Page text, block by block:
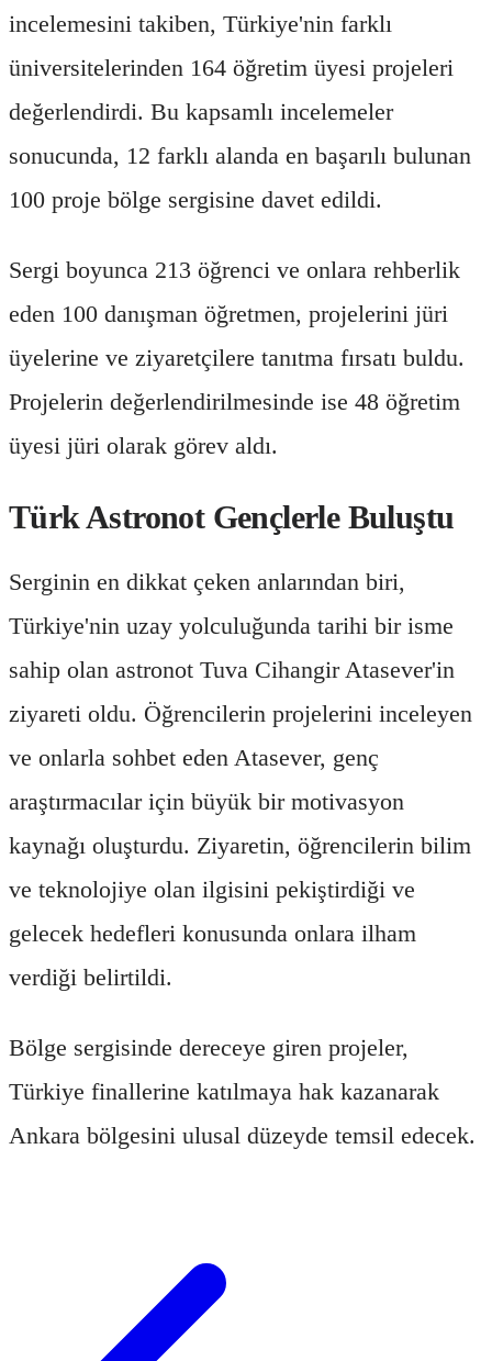
incelemesini takiben, Türkiye'nin farklı
üniversitelerinden 164 öğretim üyesi projeleri
değerlendirdi. Bu kapsamlı incelemeler
sonucunda, 12 farklı alanda en başarılı bulunan
100 proje bölge sergisine davet edildi.
Sergi boyunca 213 öğrenci ve onlara rehberlik
eden 100 danışman öğretmen, projelerini jüri
üyelerine ve ziyaretçilere tanıtma fırsatı buldu.
Projelerin değerlendirilmesinde ise 48 öğretim
üyesi jüri olarak görev aldı.
Türk Astronot Gençlerle Buluştu
Serginin en dikkat çeken anlarından biri,
Türkiye'nin uzay yolculuğunda tarihi bir isme
sahip olan astronot Tuva Cihangir Atasever'in
ziyareti oldu. Öğrencilerin projelerini inceleyen
ve onlarla sohbet eden Atasever, genç
araştırmacılar için büyük bir motivasyon
kaynağı oluşturdu. Ziyaretin, öğrencilerin bilim
ve teknolojiye olan ilgisini pekiştirdiği ve
gelecek hedefleri konusunda onlara ilham
verdiği belirtildi.
Bölge sergisinde dereceye giren projeler,
Türkiye finallerine katılmaya hak kazanarak
Ankara bölgesini ulusal düzeyde temsil edecek.